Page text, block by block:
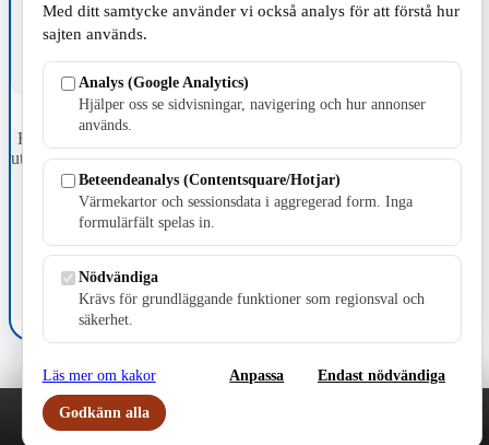
Fristående webbtidningsföretag grundat 1991 som sedan 2002 ger
ut tidningen Skillingaryd.nu och 2010 lanserades Värnamo.nu. Från
april 2026 omfattar Skillingaryd.nu tre kommuner: Gnosjö,
Värnamo och Vaggeryds kommun.
E-post: redaktionen@skillingaryd.nu
Postadress: Gisslaköp 1, 568 92 Skillingaryd
Kakinställningar
Med ditt samtycke använder vi också analys för att förstå hur
sajten används.
Analys (Google Analytics)
Hjälper oss se sidvisningar, navigering och hur annonser
används.
Beteendeanalys (Contentsquare/Hotjar)
Värmekartor och sessionsdata i aggregerad form. Inga
formulärfält spelas in.
Nödvändiga
Krävs för grundläggande funktioner som regionsval och
säkerhet.
Läs mer om kakor Anpassa Endast nödvändiga
Godkänn alla